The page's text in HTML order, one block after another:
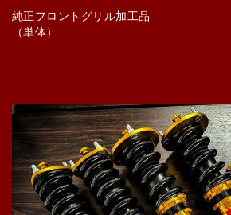
純正フロントグリル加工品
（単体）